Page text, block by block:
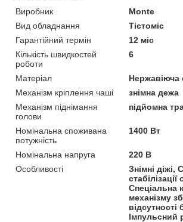
Виробник
Monte
Вид обладнання
Тістоміс
Гарантійний термін
12 міс
Кількість швидкостей
роботи
6
Матеріал
Нержавіюча
Механізм кріплення чаші
знімна дежа
Механізм піднімання
голови
підйомна
Номінальна споживана
потужність
1400 Вт
Номінальна напруга
220 В
Особливості
Знімні діжі,
Спеціальна
механізму
відсутності
Імпульсний